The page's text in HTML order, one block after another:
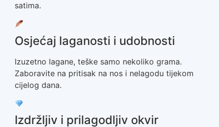
satima.
Osjećaj laganosti i udobnosti
Izuzetno lagane, teške samo nekoliko grama.
Zaboravite na pritisak na nos i nelagodu tijekom
cijelog dana.
Izdržljiv i prilagodljiv okvir